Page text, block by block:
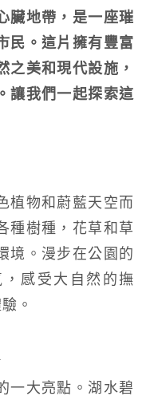
臟地帶，是一座璀
民。這片擁有豐富
之美和現代設施，
讓我們一起探索這
植物和蔚藍天空而
種樹種，花草和草
境。漫步在公園的
感受大自然的撫
。
一大亮點。湖水碧